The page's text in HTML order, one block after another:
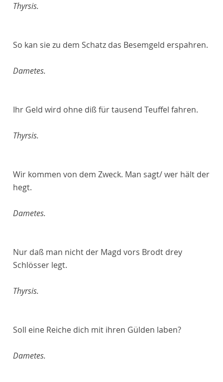
Thyrsis.
So kan sie zu dem Schatz das Besemgeld erspahren.
Dametes.
Ihr Geld wird ohne diß für tausend Teuffel fahren.
Thyrsis.
Wir kommen von dem Zweck. Man sagt/ wer hält der
hegt.
Dametes.
Nur daß man nicht der Magd vors Brodt drey
Schlösser legt.
Thyrsis.
Soll eine Reiche dich mit ihren Gülden laben?
Dametes.